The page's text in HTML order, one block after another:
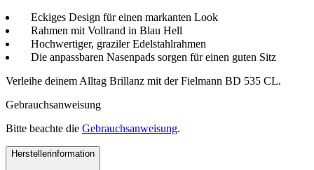
Eckiges Design für einen markanten Look
Rahmen mit Vollrand in Blau Hell
Hochwertiger, graziler Edelstahlrahmen
Die anpassbaren Nasenpads sorgen für einen guten Sitz
Verleihe deinem Alltag Brillanz mit der Fielmann BD 535 CL.
Gebrauchsanweisung
Bitte beachte die Gebrauchsanweisung.
Herstellerinformation